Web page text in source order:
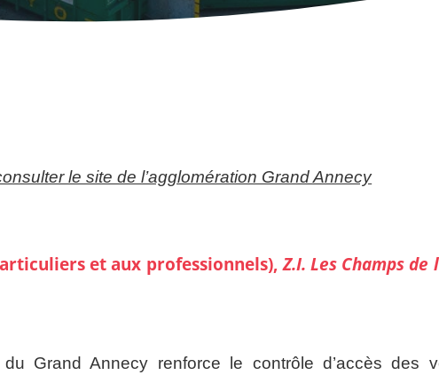
le site de l’agglomération Grand Annecy
et aux professionnels),Z.I. Les Champs de
Grand Annecy renforce le contrôle d’accès des